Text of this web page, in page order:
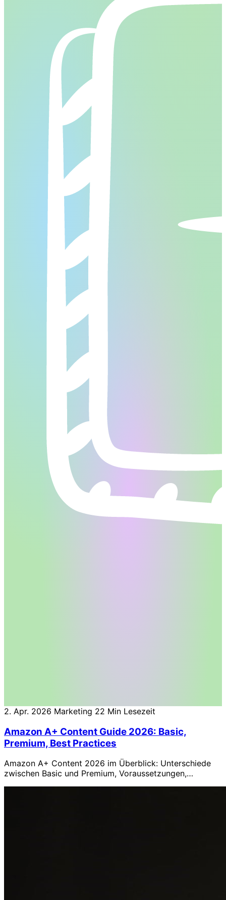
2. Apr. 2026 Marketing 22 Min Lesezeit
Amazon A+ Content Guide 2026: Basic,
Premium, Best Practices
Amazon A+ Content 2026 im Überblick: Unterschiede
zwischen Basic und Premium, Voraussetzungen,